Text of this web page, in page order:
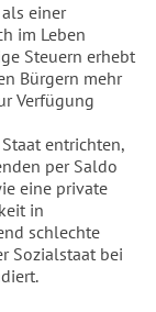
einer
im Leben
Steuern erhebt
Bürgern mehr
Verfügung
entrichten,
per Saldo
eine private
in
schlechte
Sozialstaat bei